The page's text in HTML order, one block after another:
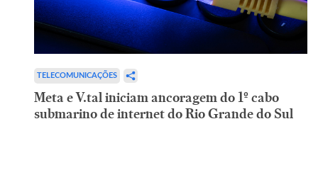
TELECOMUNICAÇÕES
Meta e V.tal iniciam ancoragem do 1º cabo
submarino de internet do Rio Grande do Sul